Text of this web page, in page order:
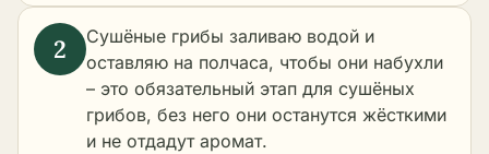
Сушёные грибы заливаю водой и
оставляю на полчаса, чтобы они набухли
– это обязательный этап для сушёных
грибов, без него они останутся жёсткими
и не отдадут аромат.